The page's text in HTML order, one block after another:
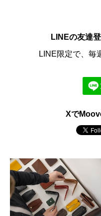
LINEの友達
LINE限定で、毎
Xで